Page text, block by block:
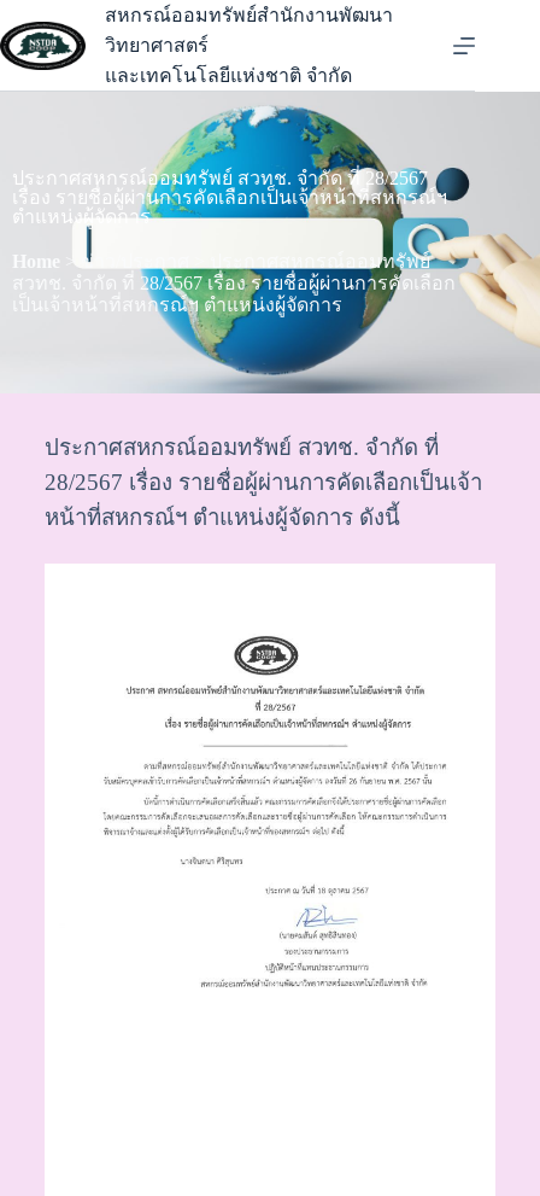
สหกรณ์ออมทรัพย์สำนักงานพัฒนา
วิทยาศาสตร์
และเทคโนโลยีแห่งชาติ จำกัด
ประกาศสหกรณ์ออมทรัพย์ สวทช. จำกัด ที่ 28/2567
เรื่อง รายชื่อผู้ผ่านการคัดเลือกเป็นเจ้าหน้าที่สหกรณ์ฯ
ตำแหน่งผู้จัดการ
Home > ข่าว/ประกาศ > ประกาศสหกรณ์ออมทรัพย์
สวทช. จำกัด ที่ 28/2567 เรื่อง รายชื่อผู้ผ่านการคัดเลือก
เป็นเจ้าหน้าที่สหกรณ์ฯ ตำแหน่งผู้จัดการ
ประกาศสหกรณ์ออมทรัพย์ สวทช. จำกัด ที่
28/2567 เรื่อง รายชื่อผู้ผ่านการคัดเลือกเป็นเจ้า
หน้าที่สหกรณ์ฯ ตำแหน่งผู้จัดการ ดังนี้